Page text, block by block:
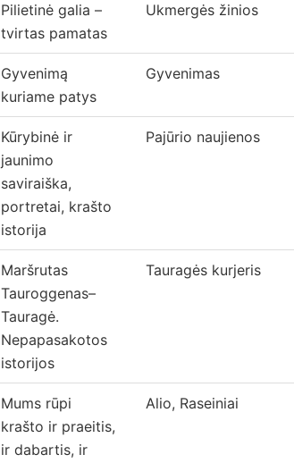
Pilietinė galia –
tvirtas pamatas
Ukmergės žinios
Gyvenimą
kuriame patys
Gyvenimas
Kūrybinė ir
jaunimo
saviraiška,
portretai, krašto
istorija
Pajūrio naujienos
Maršrutas
Tauroggenas–
Tauragė.
Nepapasakotos
istorijos
Tauragės kurjeris
Mums rūpi
krašto ir praeitis,
ir dabartis, ir
Alio, Raseiniai